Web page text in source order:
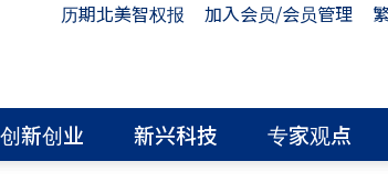
历期北美智权报 加入会员/会员管理
创新创业 新兴科技 专家观点